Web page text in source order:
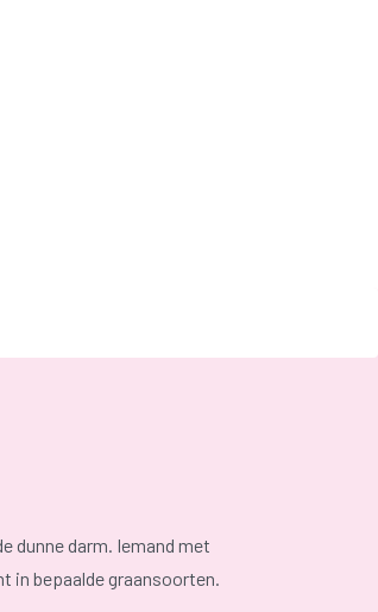
dunne darm. Iemand met
in bepaalde graansoorten.